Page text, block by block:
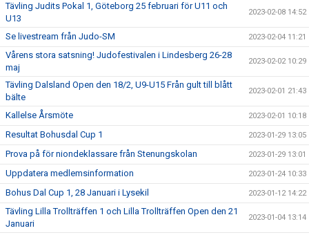
Tävling Judits Pokal 1, Göteborg 25 februari för U11 och
U13
2023-02-08 14:52
Se livestream från Judo-SM 2023-02-04 11:21
Vårens stora satsning! Judofestivalen i Lindesberg 26-28
maj
2023-02-02 10:29
Tävling Dalsland Open den 18/2, U9-U15 Från gult till blått
bälte
2023-02-01 21:43
Kallelse Årsmöte 2023-02-01 10:18
Resultat Bohusdal Cup 1 2023-01-29 13:05
Prova på för niondeklassare från Stenungskolan 2023-01-29 13:01
Uppdatera medlemsinformation 2023-01-24 10:33
Bohus Dal Cup 1, 28 Januari i Lysekil 2023-01-12 14:22
Tävling Lilla Trollträffen 1 och Lilla Trollträffen Open den 21
Januari
2023-01-04 13:14